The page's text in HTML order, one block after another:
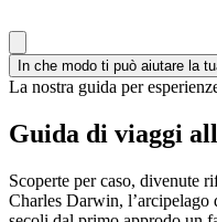
In che modo ti può aiutare la
La nostra guida per
Guida di viaggi
Scoperte per caso, divenute
Charles Darwin, l’arcipelago